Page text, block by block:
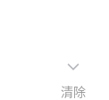
清除